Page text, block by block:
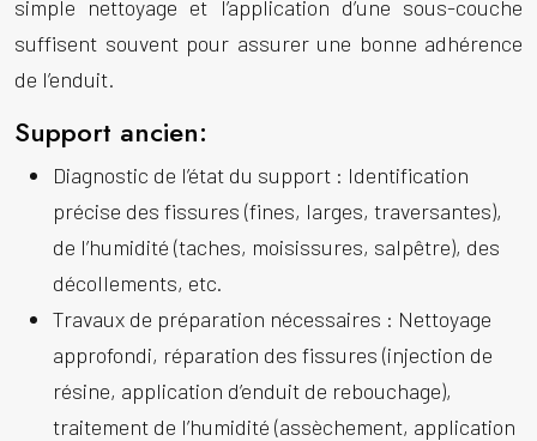
simple nettoyage et l’application d’une sous-couche
suffisent souvent pour assurer une bonne adhérence
de l’enduit.
Support ancien:
Diagnostic de l’état du support : Identification
précise des fissures (fines, larges, traversantes),
de l’humidité (taches, moisissures, salpêtre), des
décollements, etc.
Travaux de préparation nécessaires : Nettoyage
approfondi, réparation des fissures (injection de
résine, application d’enduit de rebouchage),
traitement de l’humidité (assèchement, application